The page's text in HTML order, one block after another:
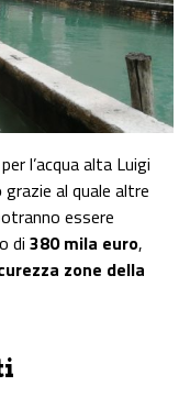
l’acqua alta Luigi
grazie al quale altre
essere
di 380 mila euro,
zone della